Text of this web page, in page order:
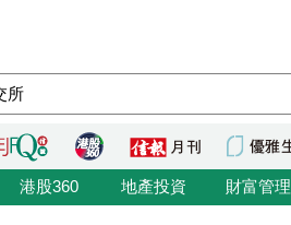
港股360 地產投資 財富管理